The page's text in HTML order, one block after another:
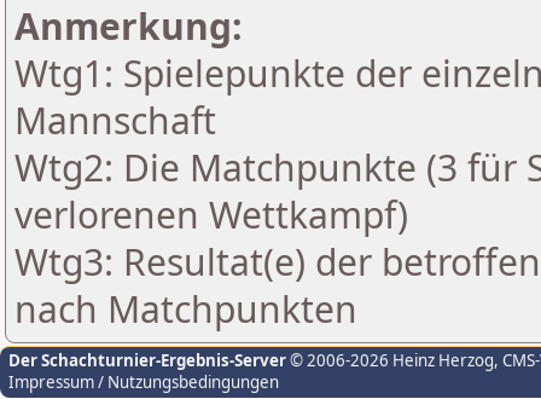
Anmerkung:
Wtg1: Spielepunkte der
Mannschaft
Wtg2: Die Matchpunkte (3 für
verlorenen Wettkampf)
Wtg3: Resultat(e) der
nach Matchpunkten
Der Schachturnier-Ergebnis-Server© 2006-2026 Heinz Herzog,
Impressum / Nutzungsbedingungen